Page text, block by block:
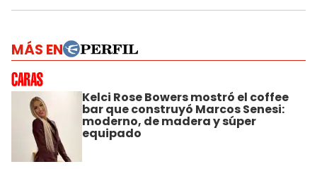
MÁS EN
Kelci Rose Bowers mostró el coffee
bar que construyó Marcos Senesi:
moderno, de madera y súper
equipado